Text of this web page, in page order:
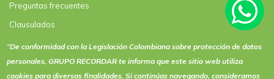
“De conformidad con la Legislación Colombiana sobre protección de datos
personales, GRUPO RECORDAR te informa que este sitio web utiliza
cookies para diversas finalidades. Si continúas navegando, consideramos
Preguntas frecuentes
Clausulados
Clausulado Paquete plus
Términos y condiciones de actividades y eventos